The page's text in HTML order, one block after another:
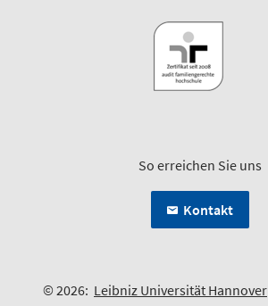
So erreichen Sie uns
Kontakt
© 2026: Leibniz Universität Hannover